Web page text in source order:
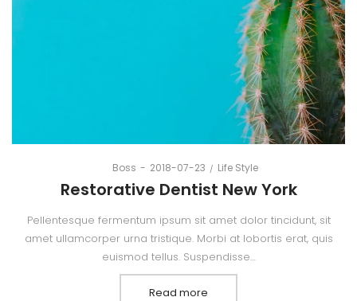
Boss
Posted
on
2018-07-23
Posted
in
Life Style
Restorative Dentist New York
Pellentesque fermentum ipsum sit amet dolor tincidunt, sit
amet ullamcorper urna tristique. Morbi at lobortis erat, quis
euismod tellus. Suspendisse…
Read more